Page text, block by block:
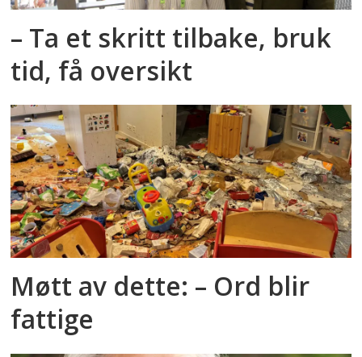
– Ta et skritt tilbake, bruk
tid, få oversikt
Møtt av dette: – Ord blir
fattige